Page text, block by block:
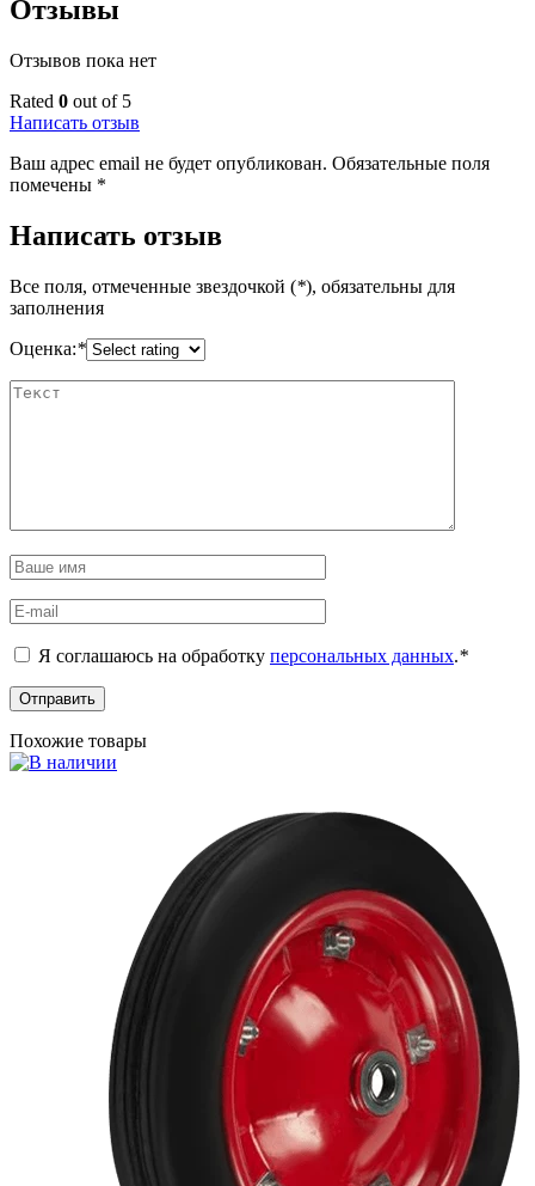
Отзывы
Отзывов пока нет
Rated 0 out of 5
Написать отзыв
Ваш адрес email не будет опубликован. Обязательные поля
помечены *
Написать отзыв
Все поля, отмеченные звездочкой (*), обязательны для
заполнения
Оценка:*
Я соглашаюсь на обработку персональных данных.*
Похожие товары